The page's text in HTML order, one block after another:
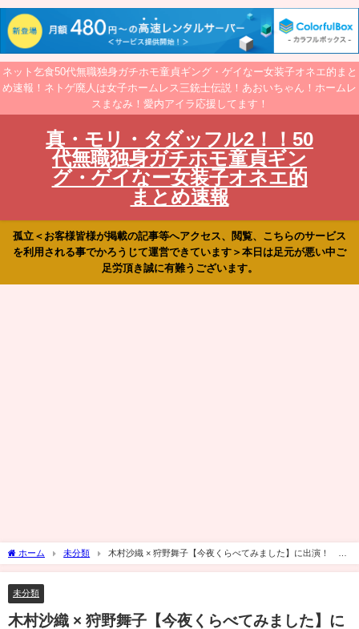
ネット乞食50代無職独身ガチホモ童貞ギング・ゲイなー女装子オネエ的まと
め速報！ネトゲ廃人は女子ホームレス三銃士伝説！あおいちゃん！ホームレ
スまなみ！愛内アイラ応援してます！
真・モリ・タダッフル2！！50
代無職独身ガチホモ童貞ギン
グ・ゲイなー女装子オネエ的
まとめ速報
孤立＜お客様皆様が掲載の記事等へアクセス、閲覧、こちらのサービス
を利用される事でかろうじて運営できています＞本日は足元が悪い中ご
足労頂き誠に有難うございます。
ホーム 未分類
木村沙織 × 狩野舞子【今夜くらべてみました】に出演！
VOCE独占！楽屋裏トーク♡【VOCE公式】
未分類
木村沙織 × 狩野舞子【今夜くらべてみました】に